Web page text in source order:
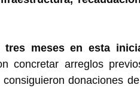
meses en esta
concretar arreglos
donaciones